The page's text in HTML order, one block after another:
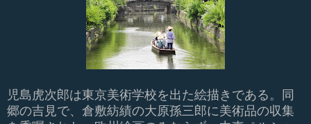
児島虎次郎は東京美術学校を出た絵描きである。同
郷の吉見で、倉敷紡績の大原孫三郎に美術品の収集